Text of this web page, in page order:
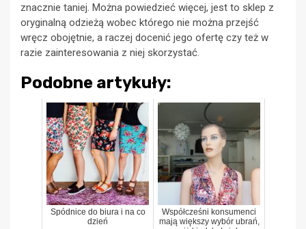
znacznie taniej. Można powiedzieć więcej, jest to sklep z
oryginalną odzieżą wobec którego nie można przejść
wręcz obojętnie, a raczej docenić jego ofertę czy też w
razie zainteresowania z niej skorzystać.
Podobne artykuły:
Spódnice do biura i na co
dzień
Współcześni konsumenci
mają większy wybór ubrań,